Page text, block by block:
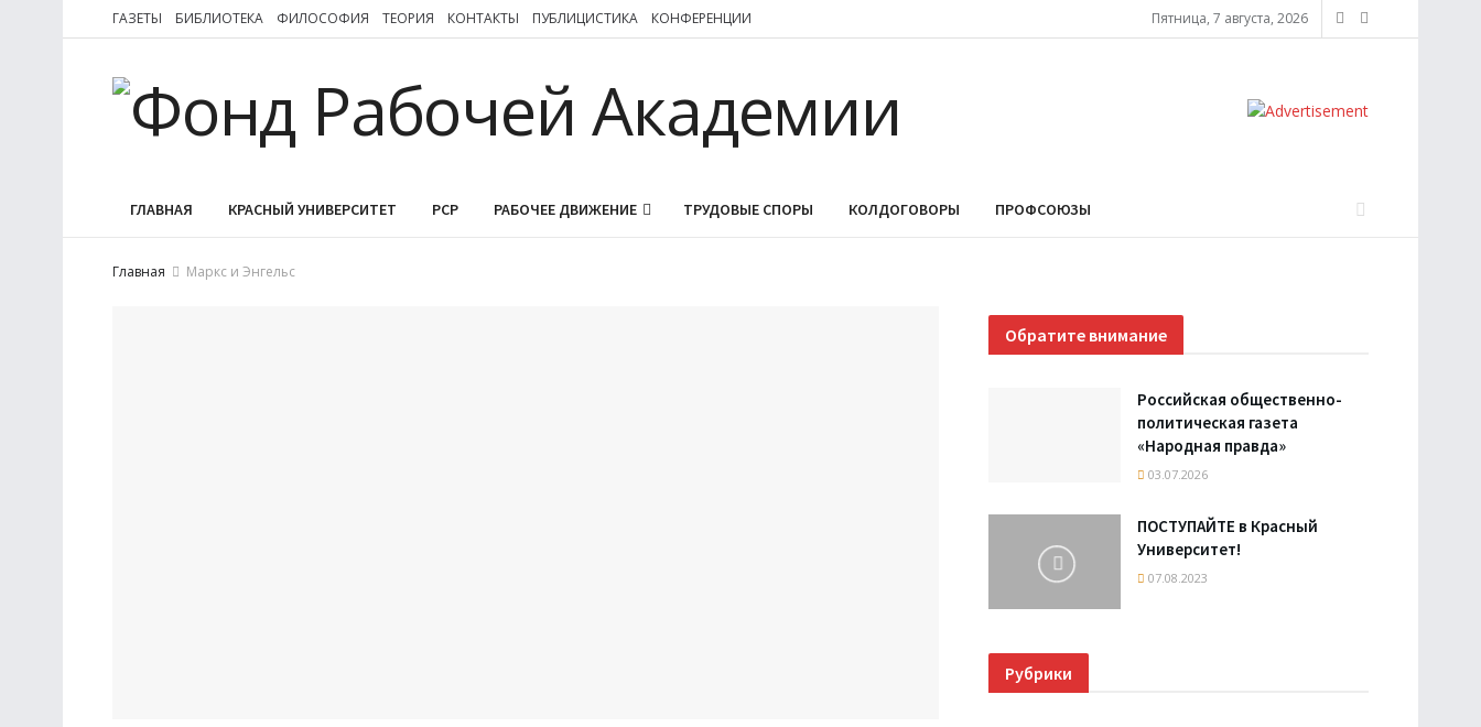
ГАЗЕТЫ БИБЛИОТЕКА ФИЛОСОФИЯ ТЕОРИЯ КОНТАКТЫ ПУБЛИЦИСТИКА КОНФЕРЕНЦИИ Пятница, 7 августа, 2026
ГЛАВНАЯ КРАСНЫЙ УНИВЕРСИТЕТ РСР РАБОЧЕЕ ДВИЖЕНИЕ ТРУДОВЫЕ СПОРЫ КОЛДОГОВОРЫ ПРОФСОЮЗЫ
Главная Маркс и Энгельс
Обратите внимание
Российская общественно-
политическая газета
«Народная правда»
03.07.2026
ПОСТУПАЙТЕ в Красный
Университет!
07.08.2023
Рубрики